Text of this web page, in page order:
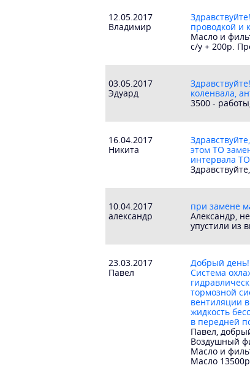
12.05.2017
Владимир
проводкой и
Масло и
с/у + 200р.
03.05.2017
Эдуард
коленвала,
3500 -
16.04.2017
Никита
этом ТО
интервала
10.04.2017
александр
при замене
Александр,
упустили из
23.03.2017
Павел
Добрый день!
Система
тормозной
вентиляции
жидкость
в передней
Павел,
Воздушный
Масло и
Масло